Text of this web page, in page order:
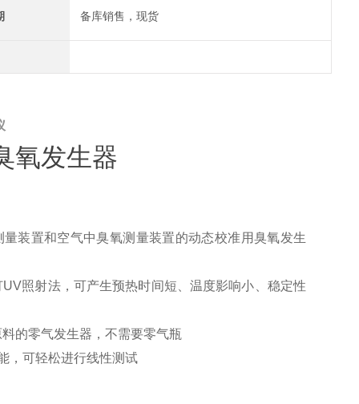
备库销售，现货
氧发生器
量装置和空气中臭氧测量装置的动态校准用臭氧发生
照射法，可产生预热时间短、温度影响小、稳定性
的零气发生器，不需要零气瓶
，可轻松进行线性测试